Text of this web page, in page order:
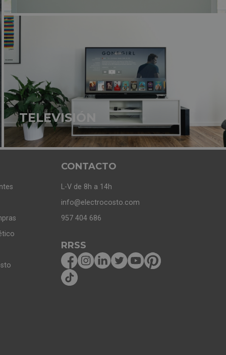
TELEVISIÓN
CONTACTO
L-V de 8h a 14h
info@electrocosto.com
957 404 686
RRSS